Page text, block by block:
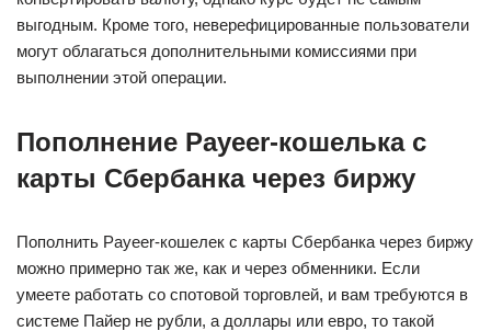
выгодным. Кроме того, неверефицированные пользователи
могут облагаться дополнительными комиссиями при
выполнении этой операции.
Пополнение Payeer-кошелька с
карты Сбербанка через биржу
Пополнить Payeer-кошелек с карты Сбербанка через биржу
можно примерно так же, как и через обменники. Если
умеете работать со спотовой торговлей, и вам требуются в
системе Пайер не рубли, а доллары или евро, то такой